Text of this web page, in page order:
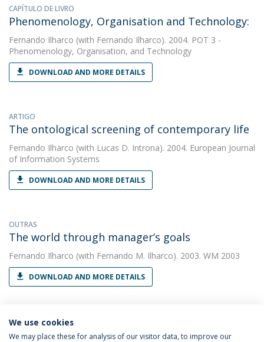
CAPÍTULO DE LIVRO
Phenomenology, Organisation and Technology:
Fernando Ilharco (with Fernando Ilharco). 2004. POT 3 -
Phenomenology, Organisation, and Technology
DOWNLOAD AND MORE DETAILS
ARTIGO
The ontological screening of contemporary life
Fernando Ilharco (with Lucas D. Introna). 2004. European Journal
of Information Systems
DOWNLOAD AND MORE DETAILS
OUTRAS
The world through manager’s goals
Fernando Ilharco (with Fernando M. Ilharco). 2003. WM 2003
DOWNLOAD AND MORE DETAILS
We use cookies
We may place these for analysis of our visitor data, to improve our